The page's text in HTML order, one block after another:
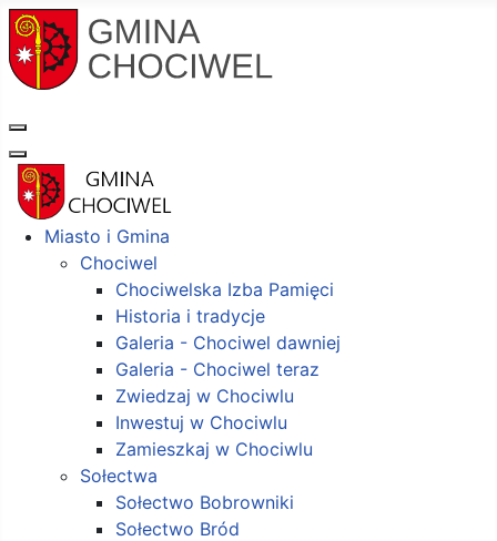
Miasto i Gmina
Chociwel
Chociwelska Izba Pamięci
Historia i tradycje
Galeria - Chociwel dawniej
Galeria - Chociwel teraz
Zwiedzaj w Chociwlu
Inwestuj w Chociwlu
Zamieszkaj w Chociwlu
Sołectwa
Sołectwo Bobrowniki
Sołectwo Bród